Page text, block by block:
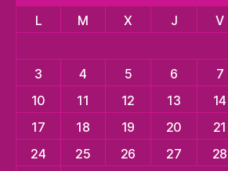
L
M X J V
3
4 5 6 7
10
11 12 13 14
17
18 19 20 21
24
25 26 27 28